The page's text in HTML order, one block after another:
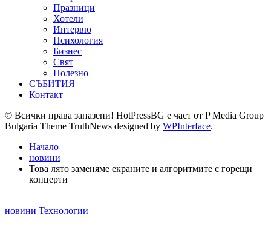
Празници
Хотели
Интервю
Психология
Бизнес
Свят
Полезно
СЪБИТИЯ
Контакт
© Всички права запазени! HotPressBG е част от P Media Group
Bulgaria Theme TruthNews designed by WPInterface.
Начало
новини
Това лято заменяме екраните и алгоритмите с горещи
концерти
Posted
новини Технологии